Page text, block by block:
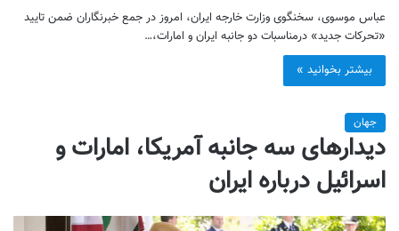
عباس موسوی، سخنگوی وزارت خارجه ایران، امروز در جمع خبرنگاران ضمن تایید
«تحرکات جدید» درمناسبات دو جانبه ایران و امارات،…
بیشتر بخوانید »
جهان
دیدارهای سه جانبه آمریکا، امارات و
اسرائیل درباره ایران